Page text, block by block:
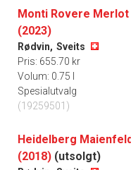
Monti Rovere
(2023)
Rødvin, Sveits
Pris: 655.70 kr
Volum: 0.75 l
Spesialutvalg
(19259501)
Heidelberg
(2018) (utsolgt)